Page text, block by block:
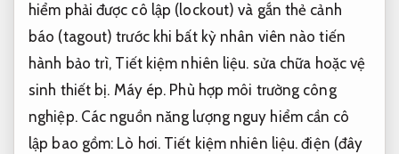
hiểm phải được cô lập (lockout) và gắn thẻ cảnh
báo (tagout) trước khi bất kỳ nhân viên nào tiến
hành bảo trì, Tiết kiệm nhiên liệu. sửa chữa hoặc vệ
sinh thiết bị. Máy ép. Phù hợp môi trường công
nghiệp.Các nguồn năng lượng nguy hiểm cần cô
lập bao gồm: Lò hơi. Tiết kiệm nhiên liệu. điện (đây